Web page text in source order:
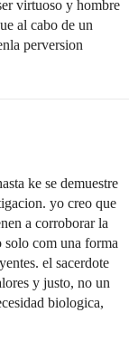
virtuoso y hombre
al cabo de un
perversion
ke se demuestre
yo creo que
a corroborar la
solo com una forma
el sacerdote
y justo, no un
biologica,